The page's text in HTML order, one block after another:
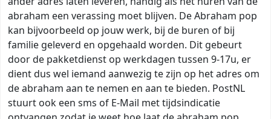
abraham een verassing moet blijven. De Abraham pop
kan bijvoorbeeld op jouw werk, bij de buren of bij
familie geleverd en opgehaald worden. Dit gebeurt
door de pakketdienst op werkdagen tussen 9-17u, er
dient dus wel iemand aanwezig te zijn op het adres om
de abraham aan te nemen en aan te bieden. PostNL
stuurt ook een sms of E-Mail met tijdsindicatie